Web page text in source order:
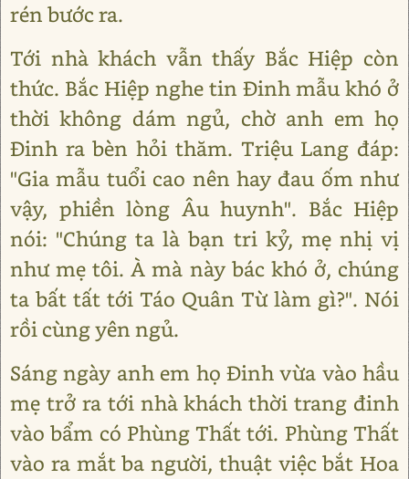
rén bước ra.
Tới nhà khách vẫn thấy Bắc Hiệp còn
thức. Bắc Hiệp nghe tin Đinh mẫu khó ở
thời không dám ngủ, chờ anh em họ
Đinh ra bèn hỏi thăm. Triệu Lang đáp:
"Gia mẫu tuổi cao nên hay đau ốm như
vậy, phiền lòng Âu huynh". Bắc Hiệp
nói: "Chúng ta là bạn tri kỷ, mẹ nhị vị
như mẹ tôi. À mà này bác khó ở, chúng
ta bất tất tới Táo Quân Từ làm gì?". Nói
rồi cùng yên ngủ.
Sáng ngày anh em họ Đinh vừa vào hầu
mẹ trở ra tới nhà khách thời trang đinh
vào bẩm có Phùng Thất tới. Phùng Thất
vào ra mắt ba người, thuật việc bắt Hoa